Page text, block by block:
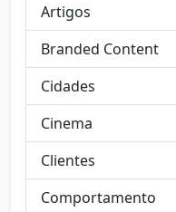
Artigos
Branded Content
Cidades
Cinema
Clientes
Comportamento